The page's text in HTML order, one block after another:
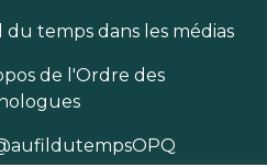
du temps dans les médias
de l'Ordre des